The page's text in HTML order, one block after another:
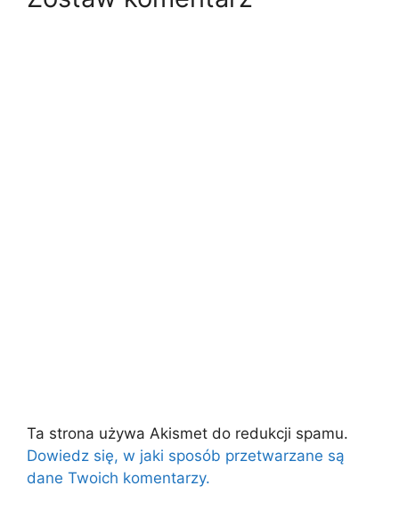
Ta strona używa Akismet do redukcji spamu.
Dowiedz się, w jaki sposób przetwarzane są
dane Twoich komentarzy.